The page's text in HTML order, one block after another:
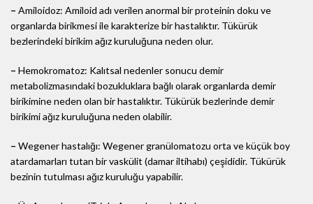
– Amiloidoz: Amiloid adı verilen anormal bir proteinin doku ve
organlarda birikmesi ile karakterize bir hastalıktır. Tükürük
bezlerindeki birikim ağız kuruluğuna neden olur.
– Hemokromatoz: Kalıtsal nedenler sonucu demir
metabolizmasındaki bozukluklara bağlı olarak organlarda demir
birikimine neden olan bir hastalıktır. Tükürük bezlerinde demir
birikimi ağız kuruluğuna neden olabilir.
– Wegener hastalığı: Wegener granülomatozu orta ve küçük boy
atardamarları tutan bir vaskülit (damar iltihabı) çeşididir. Tükürük
bezinin tutulması ağız kuruluğu yapabilir.